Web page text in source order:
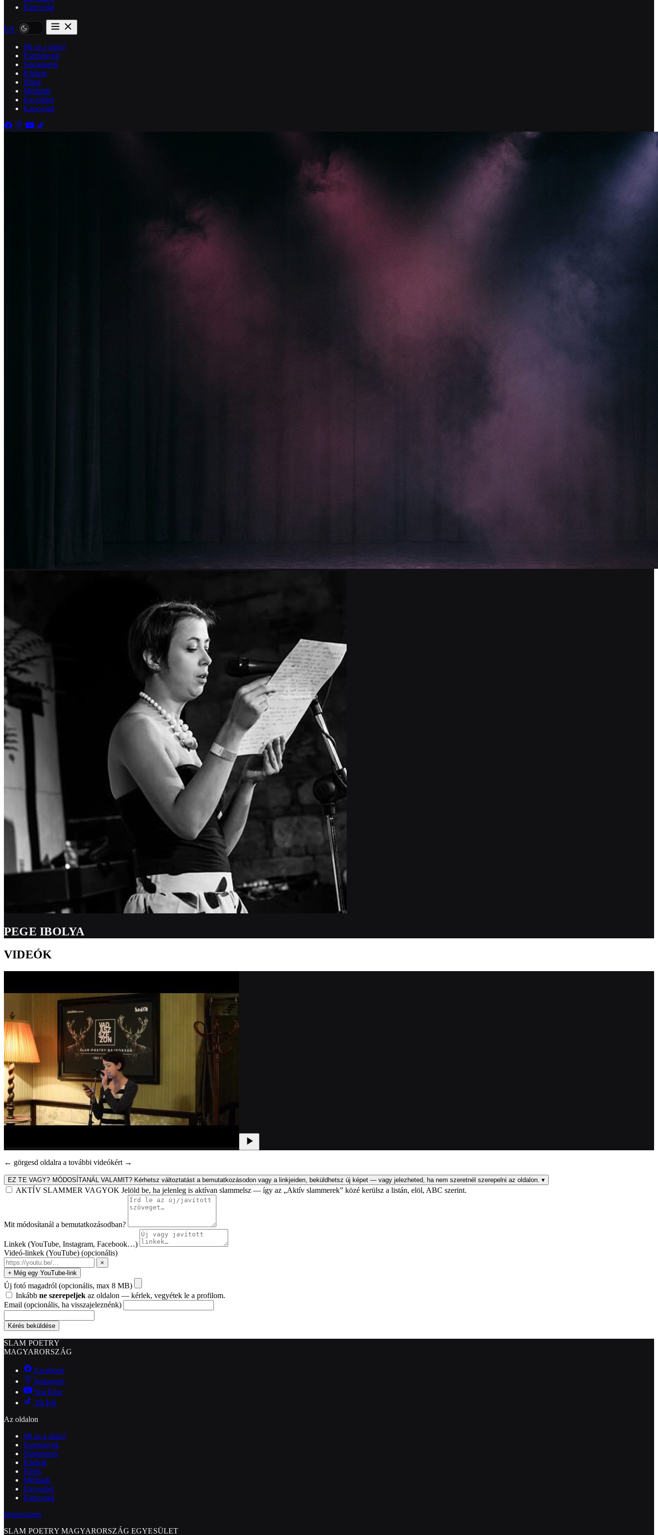
Kapcsolat
EN
Mi az a slam?
Események
Slammerek
Klubok
Hírek
Médiatár
Egyesület
Kapcsolat
PEGE IBOLYA
VIDEÓK
← görgesd oldalra a további videókért →
EZ TE VAGY? MÓDOSÍTANÁL VALAMIT? Kérhetsz változtatást a bemutatkozásodon vagy a linkjeiden, beküldhetsz új képet — vagy jelezheted, ha nem szeretnél szerepelni az oldalon. ▾
AKTÍV SLAMMER VAGYOK Jelöld be, ha jelenleg is aktívan slammelsz — így az „Aktív slammerek” közé kerülsz a listán, elöl, ABC szerint.
Mit módosítanál a bemutatkozásodban?
Linkek (YouTube, Instagram, Facebook…)
Videó-linkek (YouTube) (opcionális)
×
+ Még egy YouTube-link
Új fotó magadról (opcionális, max 8 MB)
Inkább ne szerepeljek az oldalon — kérlek, vegyétek le a profilom.
Email (opcionális, ha visszajeleznénk)
Kérés beküldése
SLAM POETRY
MAGYARORSZÁG
Facebook
Instagram
YouTube
TikTok
Az oldalon
Mi az a slam?
Események
Slammerek
Klubok
Hírek
Médiatár
Egyesület
Kapcsolat
Impresszum
SLAM POETRY MAGYARORSZÁG EGYESÜLET